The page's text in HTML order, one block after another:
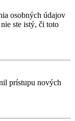
osobných údajov
ste istý, či toto
prístupu nových